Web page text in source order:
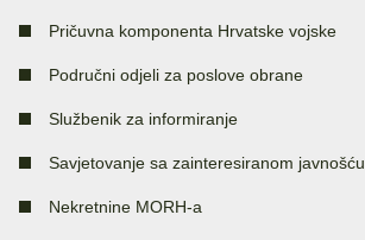
Pričuvna komponenta Hrvatske vojske
Područni odjeli za poslove obrane
Službenik za informiranje
Savjetovanje sa zainteresiranom javnošću
Nekretnine MORH-a